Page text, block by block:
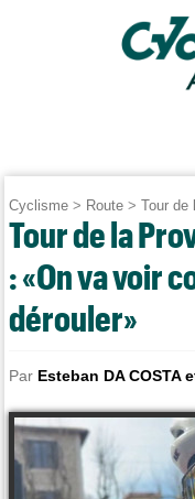
Cyclisme > Route >Tour de
Tour de la
: «On va voir
dérouler»
Par Esteban DA COSTA